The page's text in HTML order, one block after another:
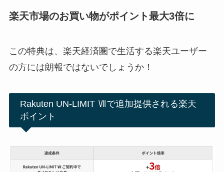
楽天市場のお買い物がポイント最大3倍に
この特典は、楽天経済圏で生活する楽天ユーザー
の方には朗報ではないでしょうか！
Rakuten UN-LIMIT Ⅶで追加提供される楽天
ポイント